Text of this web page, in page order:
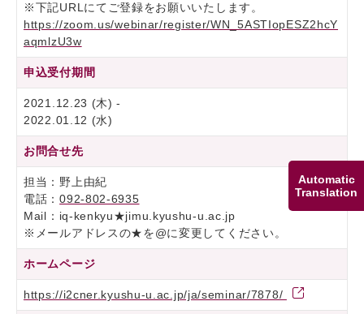
Automatic
Translation
※下記URLにてご登録をお願いいたします。
https://zoom.us/webinar/register/WN_5ASTIopESZ2hcY
aqmlzU3w
申込受付期間
2021.12.23 (木) -
2022.01.12 (水)
お問合せ先
担当：野上由紀
電話：092-802-6935
Mail：iq-kenkyu★jimu.kyushu-u.ac.jp
※メールアドレスの★を@に変更してください。
ホームページ
https://i2cner.kyushu-u.ac.jp/ja/seminar/7878/